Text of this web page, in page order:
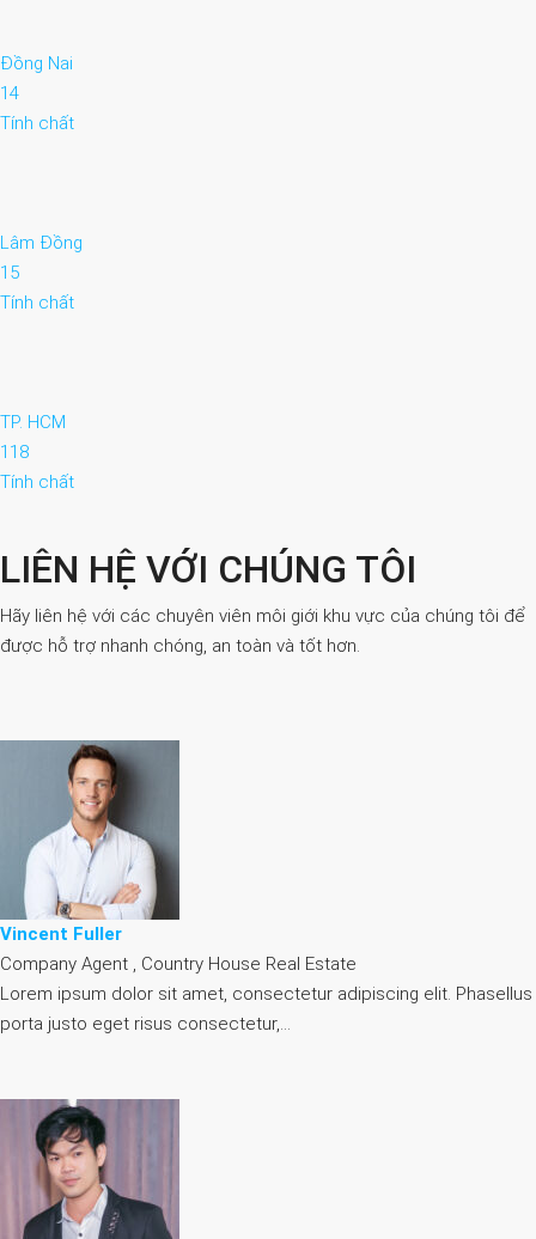
Đồng Nai
14
Tính chất
Lâm Đồng
15
Tính chất
TP. HCM
118
Tính chất
LIÊN HỆ VỚI CHÚNG TÔI
Hãy liên hệ với các chuyên viên môi giới khu vực của chúng tôi để
được hỗ trợ nhanh chóng, an toàn và tốt hơn.
Vincent Fuller
Company Agent , Country House Real Estate
Lorem ipsum dolor sit amet, consectetur adipiscing elit. Phasellus
porta justo eget risus consectetur,…